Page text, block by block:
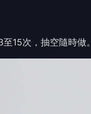
至15次，抽空隨時做。